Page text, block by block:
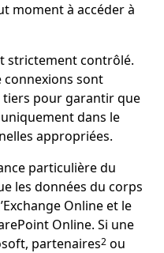
moment à accéder à
strictement contrôlé.
connexions sont
pour garantir que
uniquement dans le
appropriées.
particulière du
les données du corps
Online et le
Online. Si une
partenaires2 ou